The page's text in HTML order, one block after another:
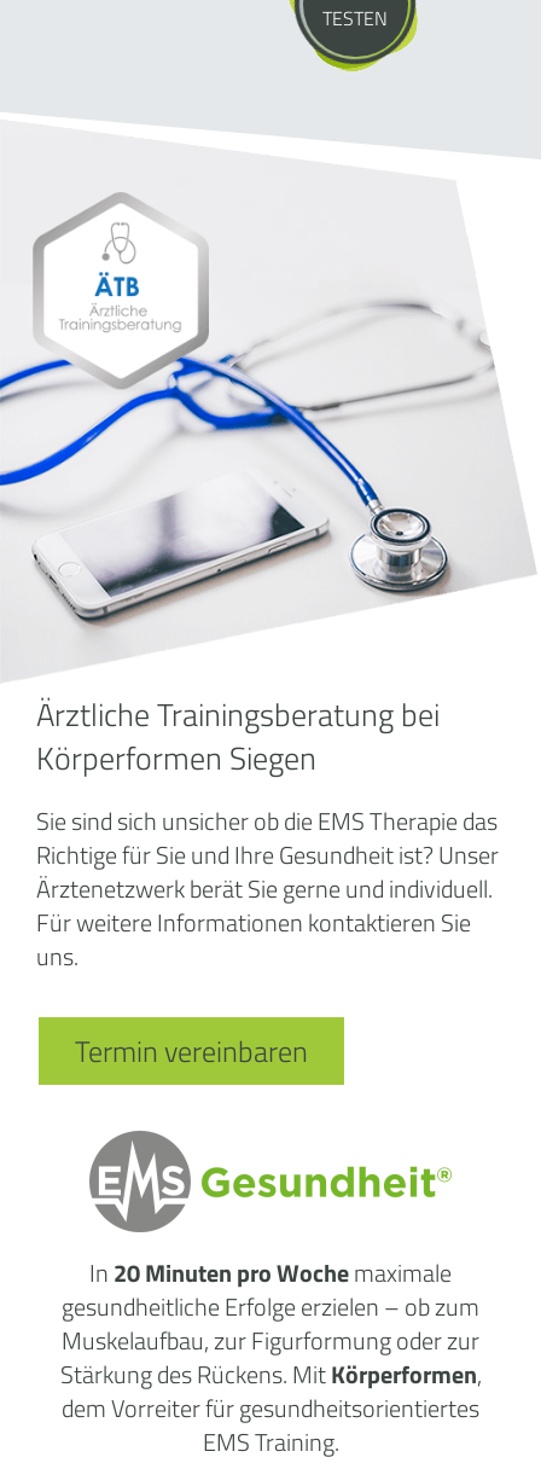
TESTEN
Ärztliche Trainingsberatung bei
Körperformen Siegen
Sie sind sich unsicher ob die EMS Therapie das
Richtige für Sie und Ihre Gesundheit ist? Unser
Ärztenetzwerk berät Sie gerne und individuell.
Für weitere Informationen kontaktieren Sie
uns.
Termin vereinbaren
In20 Minuten pro Wochemaximale
gesundheitlicheErfolgeerzielen – ob zum
Muskelaufbau, zur Figurformung oder zur
Stärkung des Rückens. MitKörperformen,
dem Vorreiter für gesundheitsorientiertes
EMS Training.